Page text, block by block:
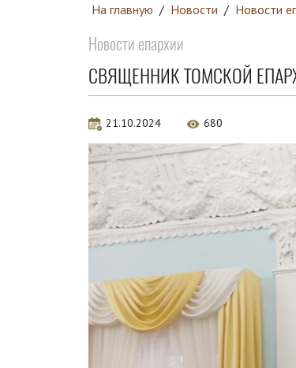
На главную / Новости / Новости
Новости епархии
СВЯЩЕННИК ТОМСКОЙ
21.10.2024 680